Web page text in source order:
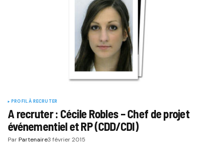
PROFIL À RECRUTER
A recruter : Cécile Robles – Chef de projet
événementiel et RP (CDD/CDI)
ParPartenaire3 février 2015